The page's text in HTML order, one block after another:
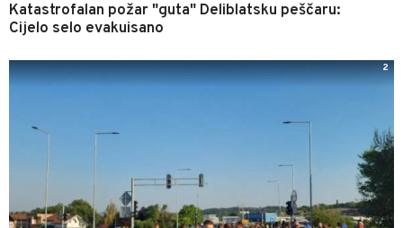
Katastrofalan požar "guta" Deliblatsku peščaru:
Cijelo selo evakuisano
2